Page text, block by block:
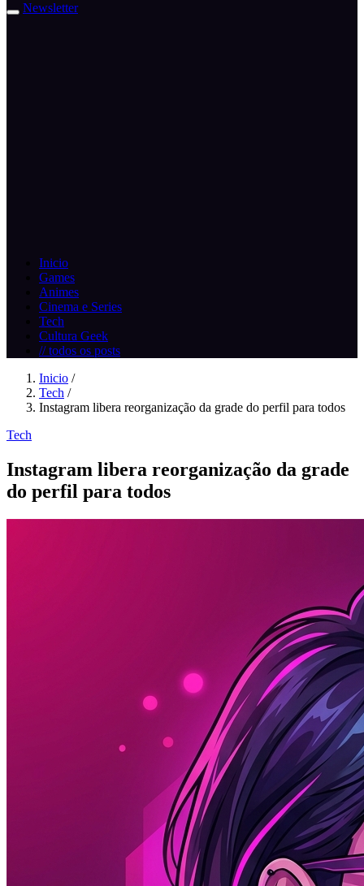
Newsletter
Inicio
Games
Animes
Cinema e Series
Tech
Cultura Geek
// todos os posts
Inicio /
Tech /
Instagram libera reorganização da grade do perfil para todos
Tech
Instagram libera reorganização da grade
do perfil para todos